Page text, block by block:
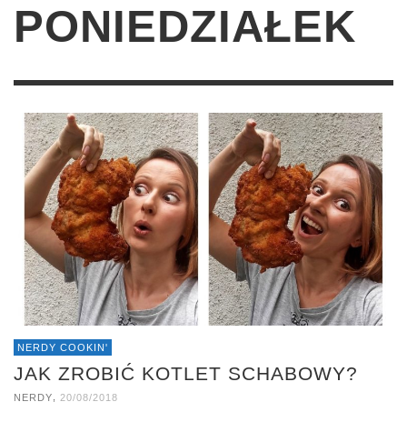
PONIEDZIAŁEK
NERDY COOKIN'
JAK ZROBIĆ KOTLET SCHABOWY?
NERDY 20/08/2018